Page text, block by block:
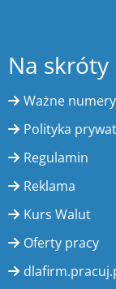
Na skróty
Ważne numery
Polityka
Regulamin
Reklama
Kurs Walut
Oferty pracy